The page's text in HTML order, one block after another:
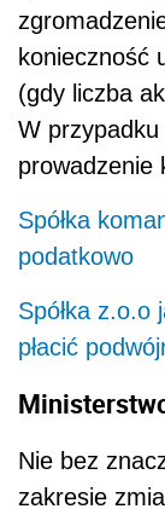
konieczność
(gdy liczba
W przypadku
prowadzenie
Spółka
podatkowo
Spółka z.o.o
płacić
Nie bez
zakresie